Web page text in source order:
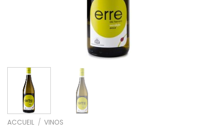
ACCUEIL / VINOS